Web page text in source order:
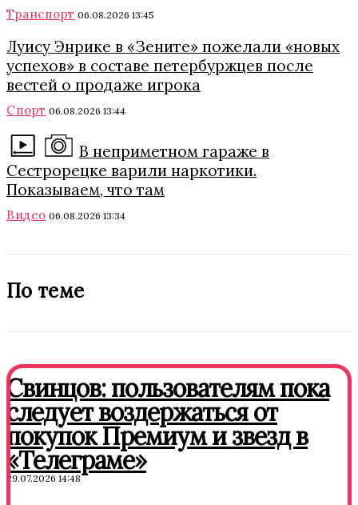
Транспорт 06.08.2026 13:45
Луису Энрике в «Зените» пожелали «новых
успехов» в составе петербуржцев после
вестей о продаже игрока
Спорт 06.08.2026 13:44
В неприметном гараже в
Сестрорецке варили наркотики.
Показываем, что там
Видео 06.08.2026 13:34
По теме
Свинцов: пользователям пока
следует воздержаться от
покупок Премиум и звезд в
«Телеграме»
29.07.2026 14:48